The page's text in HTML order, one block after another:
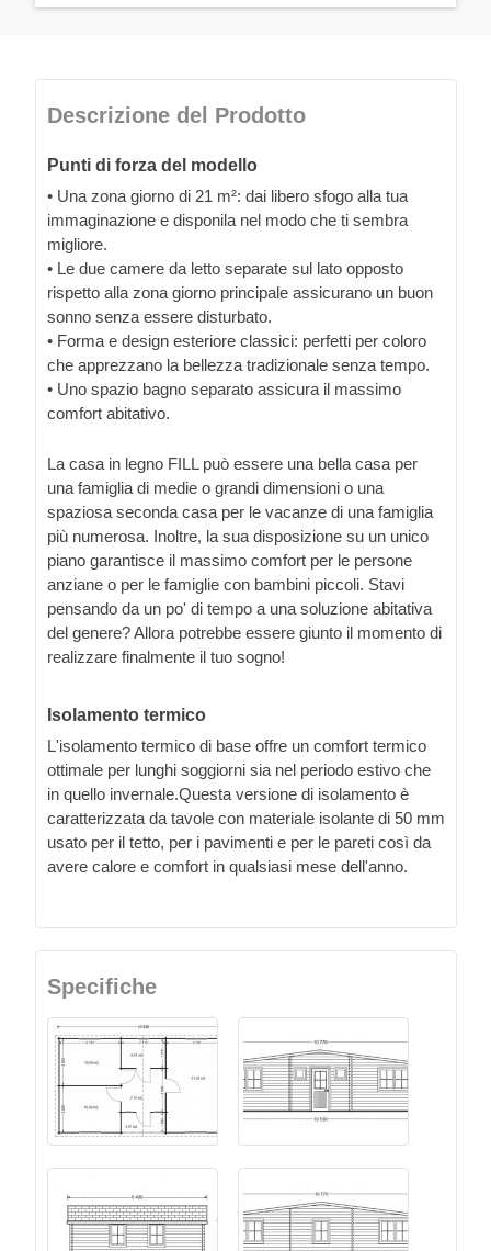
Descrizione del Prodotto
Punti di forza del modello
• Una zona giorno di 21 m²: dai libero sfogo alla tua
immaginazione e disponila nel modo che ti sembra
migliore.
• Le due camere da letto separate sul lato opposto
rispetto alla zona giorno principale assicurano un buon
sonno senza essere disturbato.
• Forma e design esteriore classici: perfetti per coloro
che apprezzano la bellezza tradizionale senza tempo.
• Uno spazio bagno separato assicura il massimo
comfort abitativo.
La casa in legno FILL può essere una bella casa per
una famiglia di medie o grandi dimensioni o una
spaziosa seconda casa per le vacanze di una famiglia
più numerosa. Inoltre, la sua disposizione su un unico
piano garantisce il massimo comfort per le persone
anziane o per le famiglie con bambini piccoli. Stavi
pensando da un po' di tempo a una soluzione abitativa
del genere? Allora potrebbe essere giunto il momento di
realizzare finalmente il tuo sogno!
Isolamento termico
L'isolamento termico di base offre un comfort termico
ottimale per lunghi soggiorni sia nel periodo estivo che
in quello invernale.Questa versione di isolamento è
caratterizzata da tavole con materiale isolante di 50 mm
usato per il tetto, per i pavimenti e per le pareti così da
avere calore e comfort in qualsiasi mese dell'anno.
Specifiche